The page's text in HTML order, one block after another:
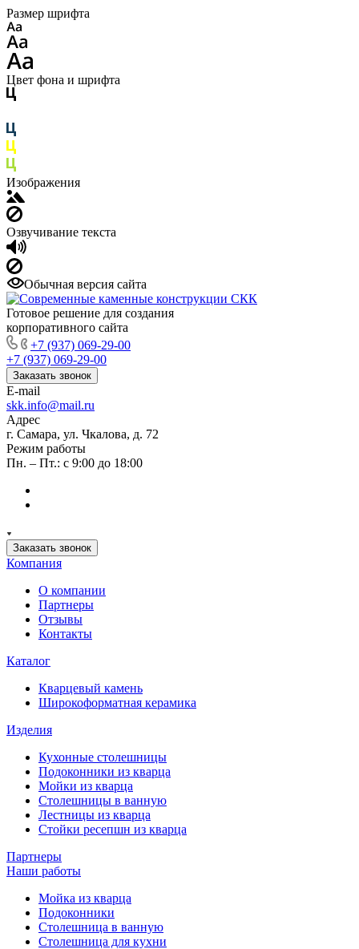
Размер шрифта
Цвет фона и шрифта
Изображения
Озвучивание текста
Обычная версия сайта
Готовое решение для создания
корпоративного сайта
+7 (937) 069-29-00
+7 (937) 069-29-00
Заказать звонок
E-mail
skk.info@mail.ru
Адрес
г. Самара, ул. Чкалова, д. 72
Режим работы
Пн. – Пт.: с 9:00 до 18:00
Заказать звонок
Компания
О компании
Партнеры
Отзывы
Контакты
Каталог
Кварцевый камень
Широкоформатная керамика
Изделия
Кухонные столешницы
Подоконники из кварца
Мойки из кварца
Столешницы в ванную
Лестницы из кварца
Стойки ресепшн из кварца
Партнеры
Наши работы
Мойка из кварца
Подоконники
Столешница в ванную
Столешница для кухни